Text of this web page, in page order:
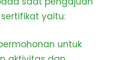
yaitu:
untuk